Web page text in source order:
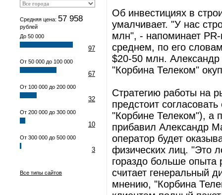
Средняя цена: 57 958
рублей
До 50 000
97
От 50 000 до 100 000
67
От 100 000 до 200 000
32
От 200 000 до 300 000
10
От 300 000 до 500 000
3
Все типы сайтов
Об инвестициях в
умалчивает. "У нас
млн", - напоминает
среднем, по его
$20-50 млн. Александр
"Корбина Телеком"
Стратегию работы на
предстоит
"Корбине Телеком"), а
прибавил Александр
оператор будет
физических лиц. "Это
гораздо больше
считает генеральный
мнению, "Корбина